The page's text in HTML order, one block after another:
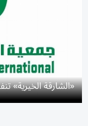
«الشارقة الخيرية» تنفذ 804 مشاريع بـ 1.3